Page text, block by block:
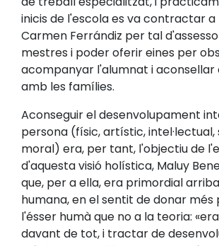
inicis de l'escola es va contractar
Carmen Ferrándiz per tal
mestres i poder oferir eines per
acompanyar l'alumnat i aconsellar
amb les famílies.
Aconseguir el desenvolupament
persona (físic, artístic, intel·lectual,
moral) era, per tant, l'objectiu de
d'aquesta visió holística, Maluy
que, per a ella, era primordial
humana, en el sentit de donar
l'ésser humà que no a la teoria:
davant de tot, i tractar de